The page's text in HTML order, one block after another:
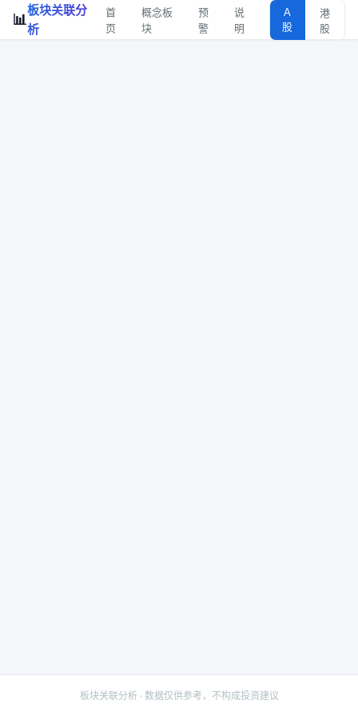
📊
板块关联分
析
首
页
概念板
块
预
警
说
明
A
股
港
股
板块关联分析 · 数据仅供参考，不构成投资建议